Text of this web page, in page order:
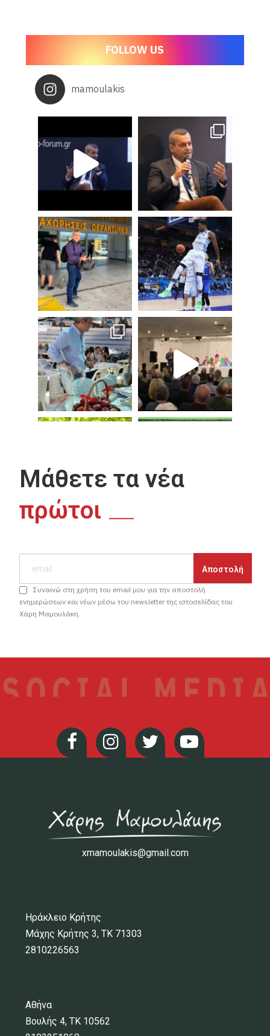
mamoulakis
FOLLOW US
Μάθετε τα νέα
πρώτοι
Συναινώ στη χρήση του email μου για την αποστολή
ενημερώσεων και νέων μέσω του newsletter της ιστοσελίδας του
Χάρη Μαμουλάκη.
xmamoulakis@gmail.com
Ηράκλειο Κρήτης
Μάχης Κρήτης 3, ΤΚ 71303
2810226563
Αθήνα
Βουλής 4, ΤΚ 10562